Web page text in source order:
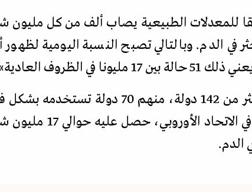
وفقا للمعدلات الطبيعية يصاب ألف من كل
في الدم. وبالتالي تصبح النسبة اليومية
العادية
بشكل فعلي
حيث تلقى اللقاح قرابة 100 مليون شخص حول العالم. وفي